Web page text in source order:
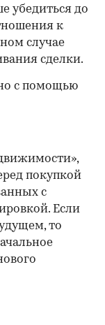
убедиться до
к
случае
сделки.
с помощью
покупкой
с
Если
то